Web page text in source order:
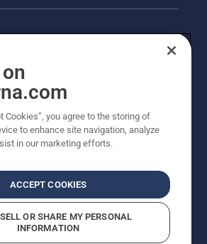
Husqvarna
Cookies”, you agree to the storing of
to enhance site navigation, analyze
in our marketing efforts.
ACCEPT COOKIES
OR SHARE MY PERSONAL
INFORMATION